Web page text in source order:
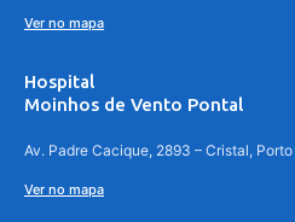
Ver no mapa
Hospital
Moinhos de Vento Pontal
Av. Padre Cacique, 2893 – Cristal,
Ver no mapa